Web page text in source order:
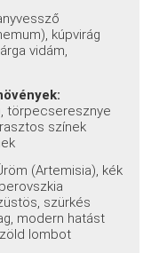
kúpvirág
vidám,
törpecseresznye
színek
(Artemisia), kék
szürkés
modern hatást
lombot